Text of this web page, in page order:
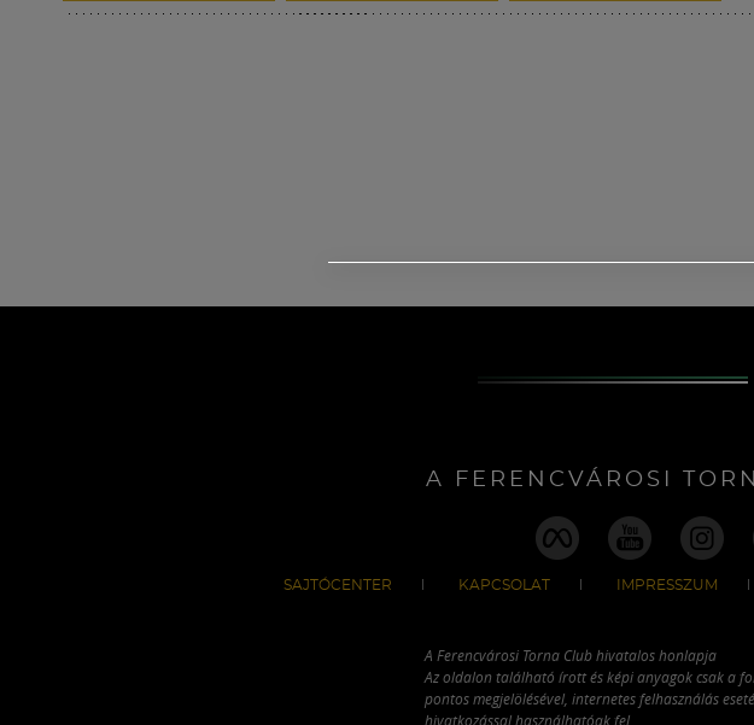
A FERENCVÁROSI
SAJTÓCENTER KAPCSOLAT IMPRESSZUM
A Ferencvárosi Torna Club hivatalos honlapja
Az oldalon található írott és képi anyagok csak a
pontos megjelölésével, internetes felhasználás
hivatkozással használhatóak fel.